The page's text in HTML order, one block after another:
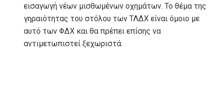
εισαγωγή νέων μισθωμένων οχημάτων. Το θέμα της
γηραιότητας του στόλου των ΤΛΔΧ είναι όμοιο με
αυτό των ΦΔΧ και θα πρέπει επίσης να
αντιμετωπιστεί ξεχωριστά.